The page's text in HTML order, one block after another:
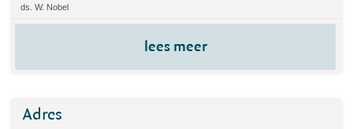
ds. W. Nobel
lees meer
Adres